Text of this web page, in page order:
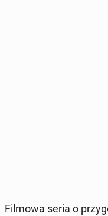
Filmowa seria o